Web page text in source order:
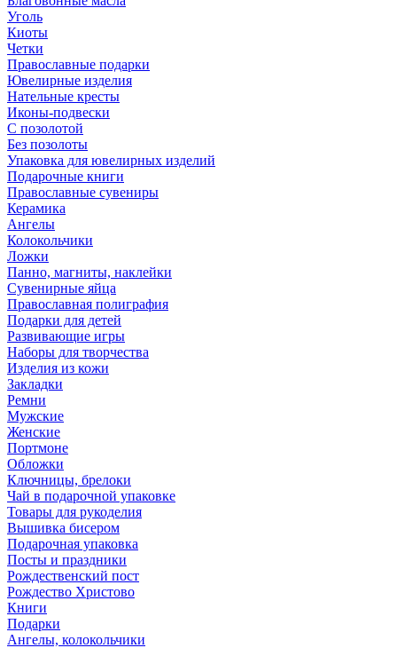
Уголь
Киоты
Четки
Православные подарки
Ювелирные изделия
Нательные кресты
Иконы-подвески
С позолотой
Без позолоты
Упаковка для ювелирных изделий
Подарочные книги
Православные сувениры
Керамика
Ангелы
Колокольчики
Ложки
Панно, магниты, наклейки
Сувенирные яйца
Православная полиграфия
Подарки для детей
Развивающие игры
Наборы для творчества
Изделия из кожи
Закладки
Ремни
Мужские
Женские
Портмоне
Обложки
Ключницы, брелоки
Чай в подарочной упаковке
Товары для рукоделия
Вышивка бисером
Подарочная упаковка
Посты и праздники
Рождественский пост
Рождество Христово
Книги
Подарки
Ангелы, колокольчики